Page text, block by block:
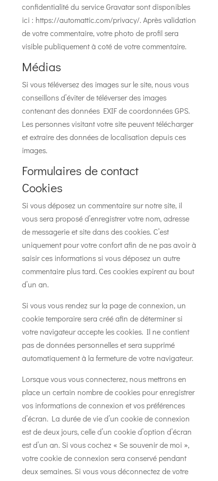
confidentialité du service Gravatar sont disponibles
ici : https://automattic.com/privacy/. Après validation
de votre commentaire, votre photo de profil sera
visible publiquement à coté de votre commentaire.
Médias
Si vous téléversez des images sur le site, nous vous
conseillons d’éviter de téléverser des images
contenant des données EXIF de coordonnées GPS.
Les personnes visitant votre site peuvent télécharger
et extraire des données de localisation depuis ces
images.
Formulaires de contact
Cookies
Si vous déposez un commentaire sur notre site, il
vous sera proposé d’enregistrer votre nom, adresse
de messagerie et site dans des cookies. C’est
uniquement pour votre confort afin de ne pas avoir à
saisir ces informations si vous déposez un autre
commentaire plus tard. Ces cookies expirent au bout
d’un an.
Si vous vous rendez sur la page de connexion, un
cookie temporaire sera créé afin de déterminer si
votre navigateur accepte les cookies. Il ne contient
pas de données personnelles et sera supprimé
automatiquement à la fermeture de votre navigateur.
Lorsque vous vous connecterez, nous mettrons en
place un certain nombre de cookies pour enregistrer
vos informations de connexion et vos préférences
d’écran. La durée de vie d’un cookie de connexion
est de deux jours, celle d’un cookie d’option d’écran
est d’un an. Si vous cochez « Se souvenir de moi »,
votre cookie de connexion sera conservé pendant
deux semaines. Si vous vous déconnectez de votre